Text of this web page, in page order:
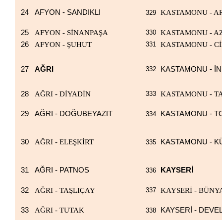
24 AFYON - SANDIKLI 329 KASTAMONU -
25 AFYON - SİNANPAŞA 330
KASTAMONU -
26
AFYON - ŞUHUT 331 KASTAMONU -
27 AĞRI 332 KASTAMONU -
28 AĞRI - DİYADİN 333 KASTAMONU -
29 AĞRI - DOĞUBEYAZIT 334 KASTAMONU -
30 AĞRI - ELEŞKİRT 335 KASTAMONU -
31 AĞRI - PATNOS 336 KAYSERİ
32 AĞRI - TAŞLIÇAY 337 KAYSERİ -
33 AĞRI - TUTAK 338 KAYSERİ -